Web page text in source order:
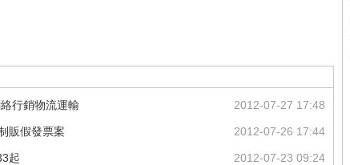
2012-07-27 17:48
行銷物流運輸
2012-07-26 17:44
販假發票案
2012-07-23 09:24
起